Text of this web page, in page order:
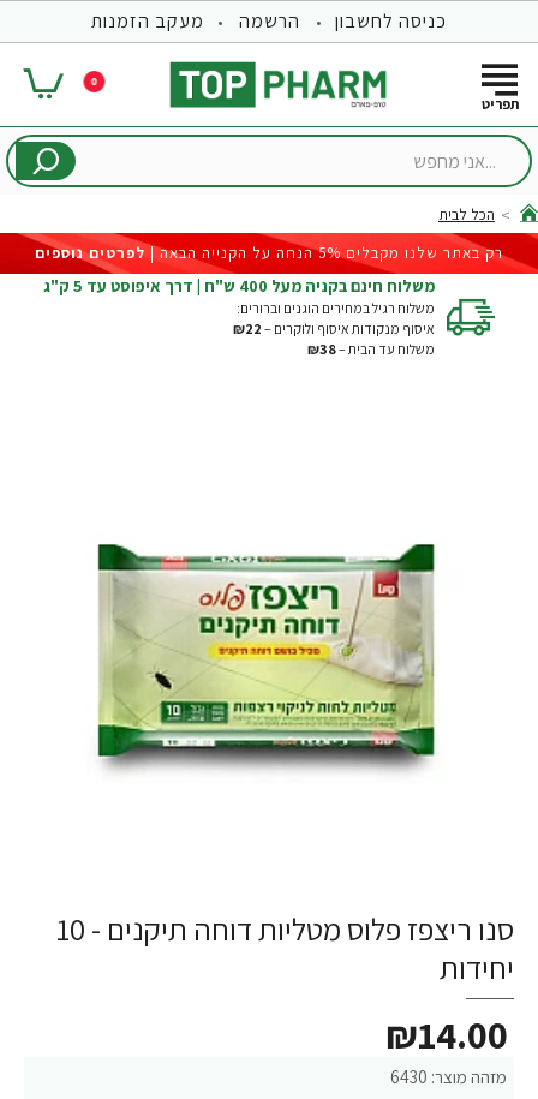
כניסה לחשבון הרשמה מעקב הזמנות
0
...אני
home
הכל לבית
רק באתר שלנו מקבלים 5% הנחה על הקנייה הבאה |
לפרטים נוספים
משלוח חינם בקניה מעל 400 ש"ח | דרך איפוסט עד 5 ק"ג
משלוח רגיל במחירים הוגנים וברורים:
איסוף מנקודות איסוף ולוקרים – ₪22
משלוח עד הבית –₪38
סנו ריצפז פלוס מטליות דוחה תיקנים - 10
יחידות
מזהה מוצר: 6430
₪14.00